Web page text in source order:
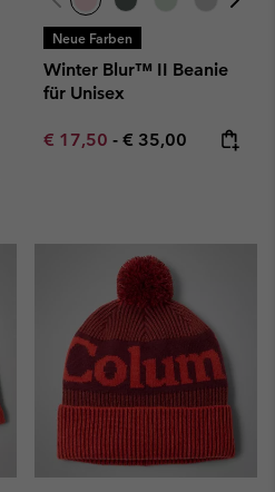
Neue Farben
Winter Blur™ II Beanie
für Unisex
Minimum sale price:
€ 17,50 - Maximum price:
€ 35,00